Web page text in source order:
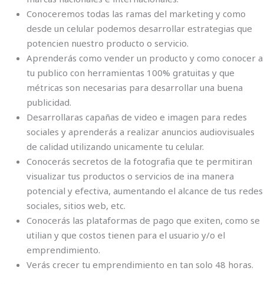
Conoceremos todas las ramas del marketing y como
desde un celular podemos desarrollar estrategias que
potencien nuestro producto o servicio.
Aprenderás como vender un producto y como conocer a
tu publico con herramientas 100% gratuitas y que
métricas son necesarias para desarrollar una buena
publicidad.
Desarrollaras capañas de video e imagen para redes
sociales y aprenderás a realizar anuncios audiovisuales
de calidad utilizando unicamente tu celular.
Conocerás secretos de la fotografia que te permitiran
visualizar tus productos o servicios de ina manera
potencial y efectiva, aumentando el alcance de tus redes
sociales, sitios web, etc.
Conocerás las plataformas de pago que exiten, como se
utilian y que costos tienen para el usuario y/o el
emprendimiento.
Verás crecer tu emprendimiento en tan solo 48 horas.